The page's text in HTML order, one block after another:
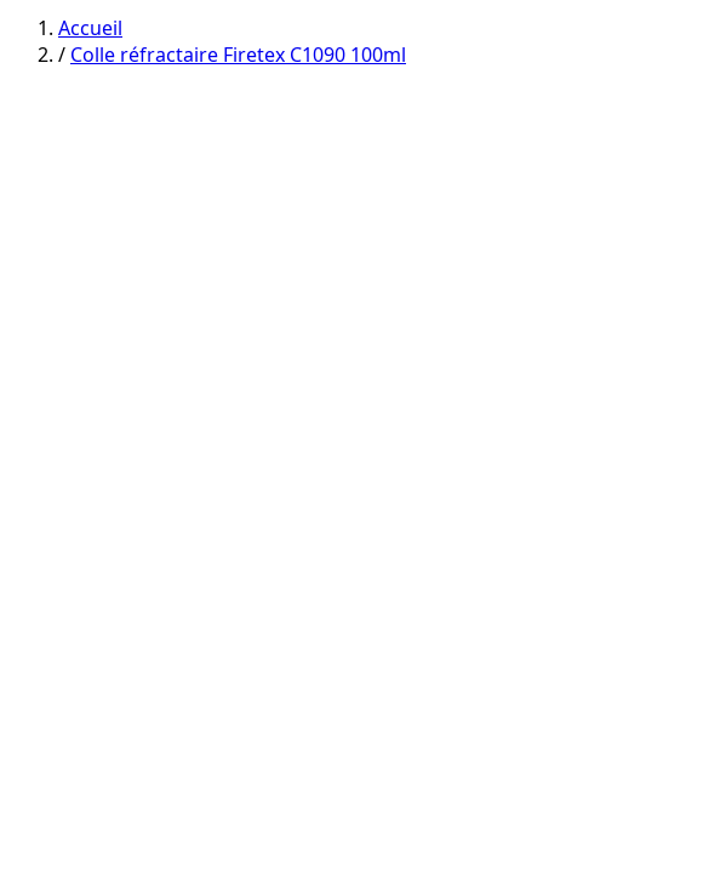
Accueil
/ Colle réfractaire Firetex C1090 100ml